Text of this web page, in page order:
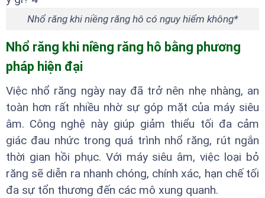
Nhổ răng khi niềng răng hô có nguy hiểm không*
Nhổ răng khi niềng răng hô bằng phương
pháp hiện đại
Việc nhổ răng ngày nay đã trở nên nhẹ nhàng, an
toàn hơn rất nhiều nhờ sự góp mặt của máy siêu
âm. Công nghệ này giúp giảm thiểu tối đa cảm
giác đau nhức trong quá trình nhổ răng, rút ngắn
thời gian hồi phục. Với máy siêu âm, việc loại bỏ
răng sẽ diễn ra nhanh chóng, chính xác, hạn chế tối
đa sự tổn thương đến các mô xung quanh.